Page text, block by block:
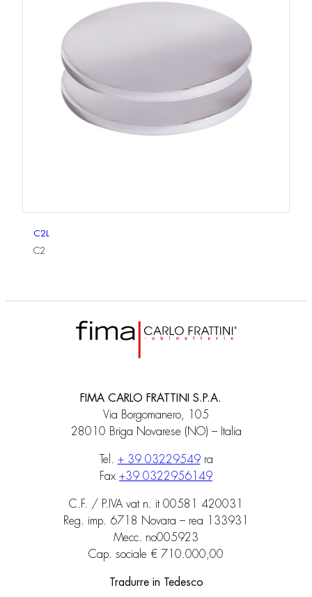
C2L
C2
FIMA CARLO FRATTINI S.P.A.
Via Borgomanero, 105
28010 Briga Novarese (NO) – Italia
Tel. + 39 03229549ra
Fax +39 0322956149
C.F. / P.IVA vat n. it 00581 420031
Reg. imp. 6718 Novara – rea 133931
Mecc. no005923
Cap. sociale € 710.000,00
Tradurre in Tedesco